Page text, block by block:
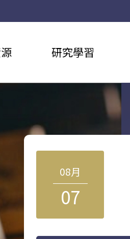
研究學習
08月
07